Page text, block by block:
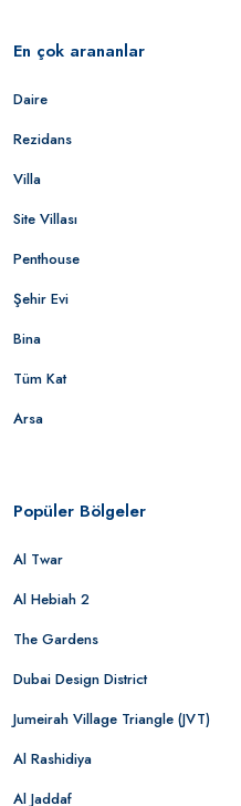
En çok arananlar
Daire
Rezidans
Villa
Site Villası
Penthouse
Şehir Evi
Bina
Tüm Kat
Arsa
Popüler Bölgeler
Al Twar
Al Hebiah 2
The Gardens
Dubai Design District
Jumeirah Village Triangle (JVT)
Al Rashidiya
Al Jaddaf